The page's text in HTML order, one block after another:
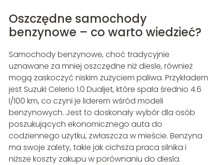
Oszczędne samochody
benzynowe – co warto wiedzieć?
Samochody benzynowe, choć tradycyjnie
uznawane za mniej oszczędne niż diesle, również
mogą zaskoczyć niskim zużyciem paliwa. Przykładem
jest Suzuki Celerio 1.0 Dualjet, które spala średnio 4.6
l/100 km, co czyni je liderem wśród modeli
benzynowych. Jest to doskonały wybór dla osób
poszukujących ekonomicznego auta do
codziennego użytku, zwłaszcza w mieście. Benzyna
ma swoje zalety, takie jak cichsza praca silnika i
niższe koszty zakupu w porównaniu do diesla.